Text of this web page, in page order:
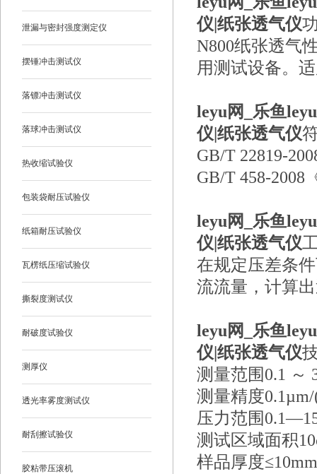
泄漏与密封强度测定仪
摆锤冲击测试仪
落镖冲击测试仪
落球冲击测试仪
热收缩试验仪
包装袋耐压试验仪
纸箱耐压试验仪
瓦楞纸压缩试验仪
撕裂度测试仪
耐破度试验仪
测厚仪
透光率雾度测试仪
耐刮擦试验仪
胶粘带压滚机
仪|纸张透气仪
N800纸张透气
用测试设备。
leyu网_乐鱼
仪|纸张透气仪
GB/T 22819-
GB/T 458-2008
leyu网_乐鱼
仪|纸张透气仪
在规定压差条
流流量，计算
leyu网_乐鱼
仪|纸张透气仪
测量范围0.1 ～
测量精度0.1µm/
压力范围
测试区域面积
样品厚度≤10mm